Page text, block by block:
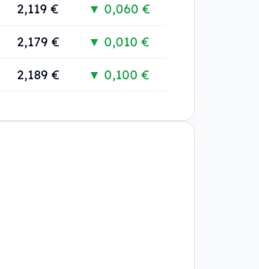
2,119 € ▼ 0,060 €
2,179 € ▼ 0,010 €
2,189 € ▼ 0,100 €